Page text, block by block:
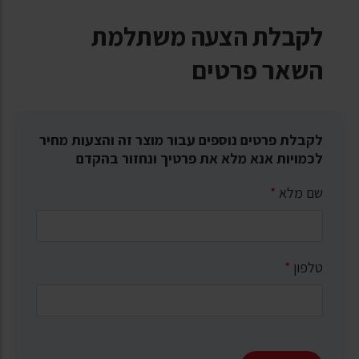
לקבלת הצעה משתלמת
השאר פרטים
לקבלת פרטים נוספים עבור מוצר זה והצעות מחיר
לכמויות אנא מלא את פרטיך ונחזור בהקדם
שם מלא *
טלפון *